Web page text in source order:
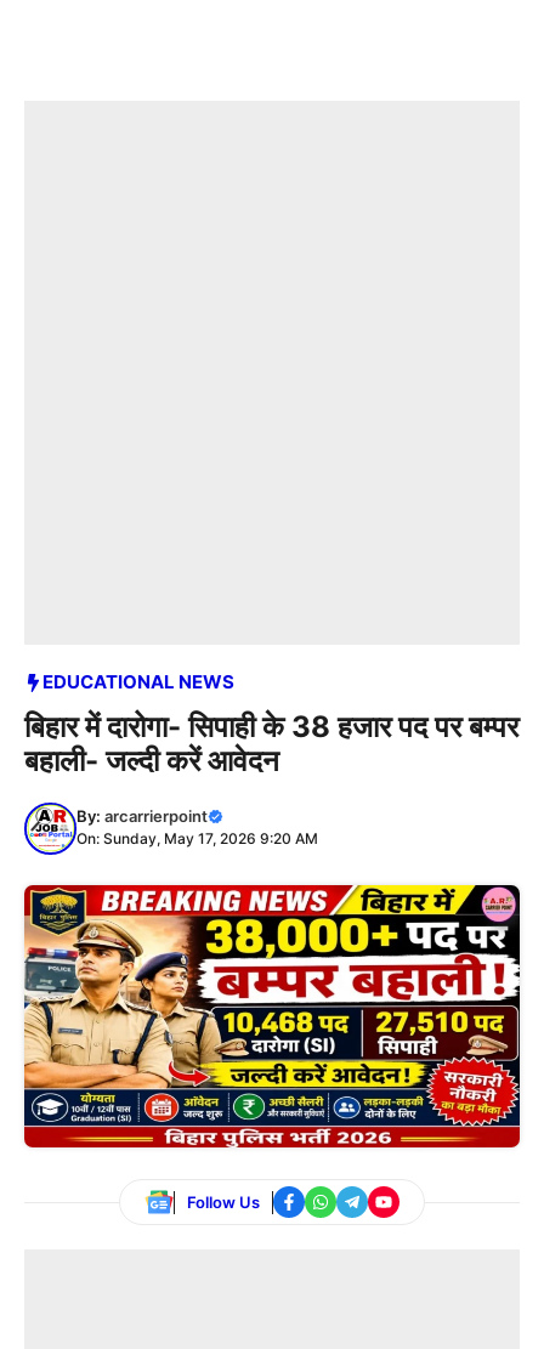
EDUCATIONAL NEWS
बिहार में दारोगा- सिपाही के 38 हजार पद पर बम्पर
बहाली- जल्दी करें आवेदन
By: arcarrierpoint
On: Sunday, May 17, 2026 9:20 AM
Follow Us